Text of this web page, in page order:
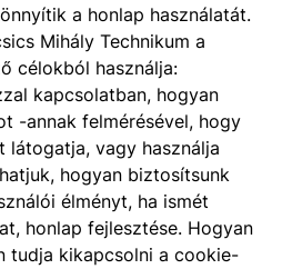
a honlap használatát.
Mihály Technikum a
célokból használja:
kapcsolatban, hogyan
-annak felmérésével, hogy
látogatja, vagy használja
hogyan biztosítsunk
élményt, ha ismét
honlap fejlesztése. Hogyan
tudja kikapcsolni a cookie-